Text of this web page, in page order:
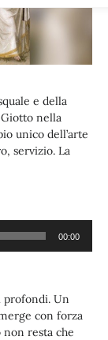
e della
nella
unico dell’arte
servizio. La
00:00
profondi. Un
con forza
resta che